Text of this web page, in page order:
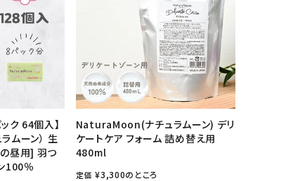
ク 64個入】
ムーン） 生
昼用] 羽つ
100％
NaturaMoon(ナチュラムーン) デリ
ケートケア フォーム 詰め替え用
480ml
定価 ¥3,300のところ